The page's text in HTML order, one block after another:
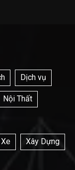
Dịch vụ
Nội Thất
Xe Xây Dựng